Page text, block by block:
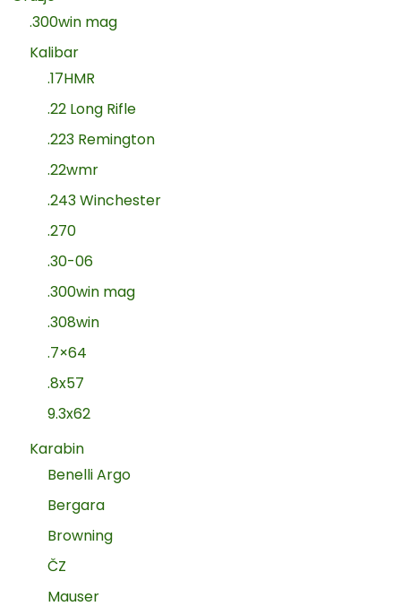
.300win mag
Kalibar
.17HMR
.22 Long Rifle
.223 Remington
.22wmr
.243 Winchester
.270
.30-06
.300win mag
.308win
.7×64
.8x57
9.3x62
Karabin
Benelli Argo
Bergara
Browning
ČZ
Mauser